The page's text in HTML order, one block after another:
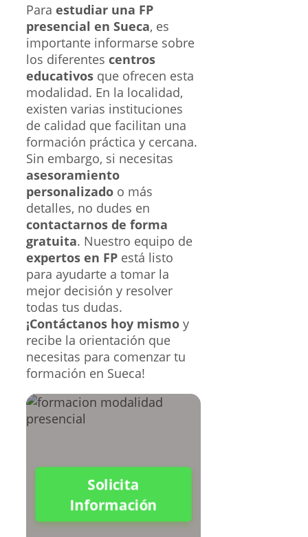
Para estudiar una FP
presencial en Sueca, es
importante informarse sobre
los diferentes centros
educativos que ofrecen esta
modalidad. En la localidad,
existen varias instituciones
de calidad que facilitan una
formación práctica y cercana.
Sin embargo, si necesitas
asesoramiento
personalizado o más
detalles, no dudes en
contactarnos de forma
gratuita. Nuestro equipo de
expertos en FP está listo
para ayudarte a tomar la
mejor decisión y resolver
todas tus dudas.
¡Contáctanos hoy mismo y
recibe la orientación que
necesitas para comenzar tu
formación en Sueca!
Solicita
Información